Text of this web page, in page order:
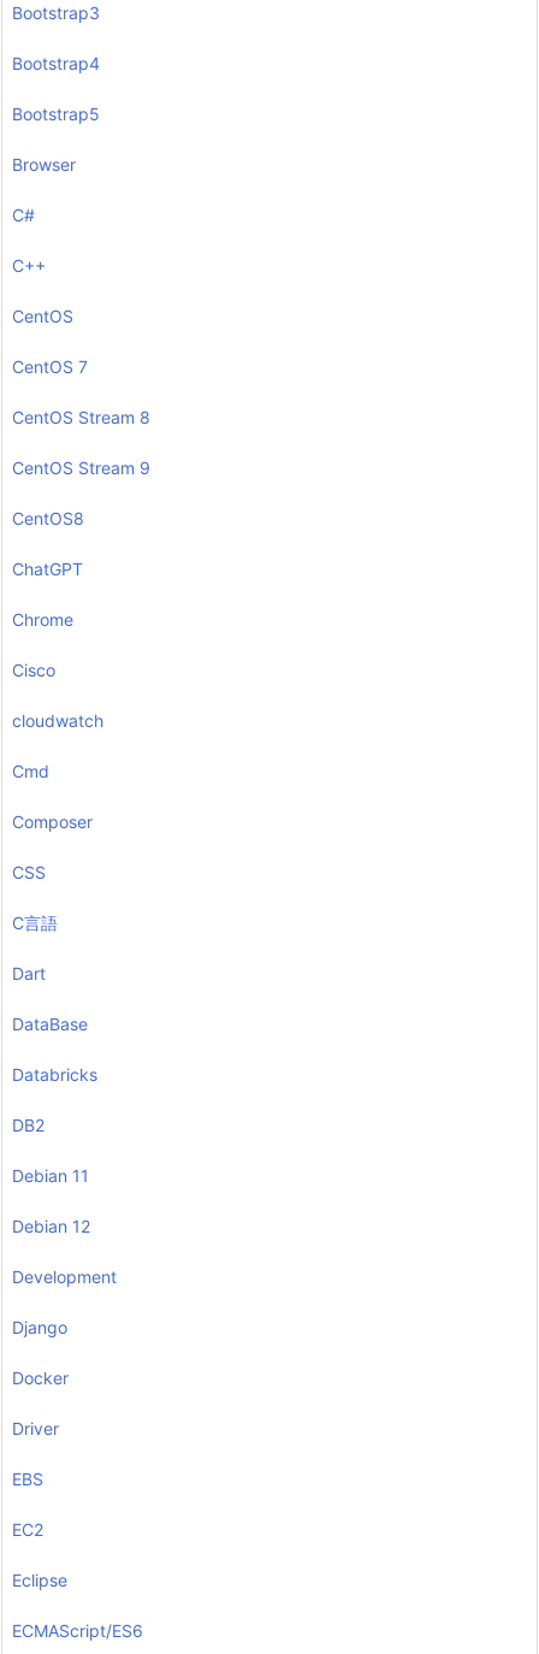
Bootstrap3
Bootstrap4
Bootstrap5
Browser
C#
C++
CentOS
CentOS 7
CentOS Stream 8
CentOS Stream 9
CentOS8
ChatGPT
Chrome
Cisco
cloudwatch
Cmd
Composer
CSS
C言語
Dart
DataBase
Databricks
DB2
Debian 11
Debian 12
Development
Django
Docker
Driver
EBS
EC2
Eclipse
ECMAScript/ES6